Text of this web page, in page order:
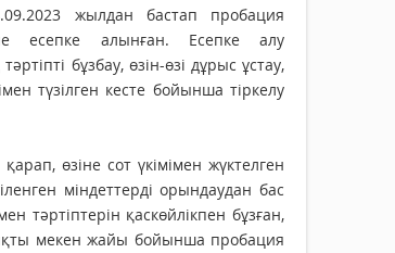
жылдан бастап пробация
есепке алынған. Есепке алу
бұзбау, өзін-өзі дұрыс ұстау,
түзілген кесте бойынша тіркелу
өзіне сот үкімімен жүктелген
міндеттерді орындаудан бас
қаскөйлікпен бұзған,
мекен жайы бойынша пробация